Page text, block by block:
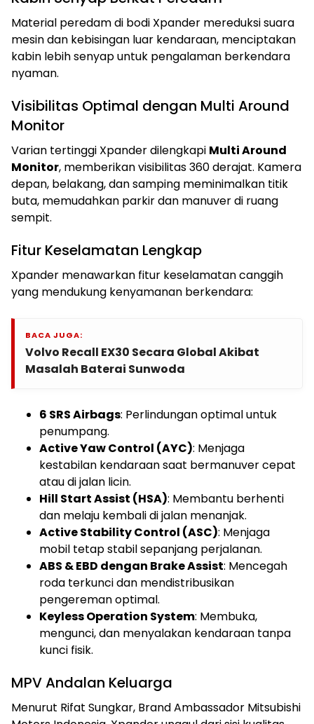
Material peredam di bodi Xpander mereduksi suara
mesin dan kebisingan luar kendaraan, menciptakan
kabin lebih senyap untuk pengalaman berkendara
nyaman.
Visibilitas Optimal dengan Multi Around
Monitor
Varian tertinggi Xpander dilengkapi Multi Around
Monitor, memberikan visibilitas 360 derajat. Kamera
depan, belakang, dan samping meminimalkan titik
buta, memudahkan parkir dan manuver di ruang
sempit.
Fitur Keselamatan Lengkap
Xpander menawarkan fitur keselamatan canggih
yang mendukung kenyamanan berkendara:
BACA JUGA:
Volvo Recall EX30 Secara Global Akibat
Masalah Baterai Sunwoda
6 SRS Airbags: Perlindungan optimal untuk
penumpang.
Active Yaw Control (AYC): Menjaga
kestabilan kendaraan saat bermanuver cepat
atau di jalan licin.
Hill Start Assist (HSA): Membantu berhenti
dan melaju kembali di jalan menanjak.
Active Stability Control (ASC): Menjaga
mobil tetap stabil sepanjang perjalanan.
ABS & EBD dengan Brake Assist: Mencegah
roda terkunci dan mendistribusikan
pengereman optimal.
Keyless Operation System: Membuka,
mengunci, dan menyalakan kendaraan tanpa
kunci fisik.
MPV Andalan Keluarga
Menurut Rifat Sungkar, Brand Ambassador Mitsubishi